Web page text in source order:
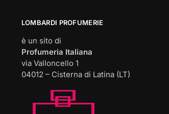
LOMBARDI PROFUMERIE
è un sito di
Profumeria Italiana
via Valloncello 1
04012 – Cisterna di Latina (LT)